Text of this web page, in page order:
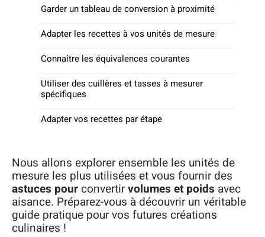
Garder un tableau de conversion à proximité
Adapter les recettes à vos unités de mesure
Connaître les équivalences courantes
Utiliser des cuillères et tasses à mesurer
spécifiques
Adapter vos recettes par étape
Nous allons explorer ensemble les unités de
mesure les plus utilisées et vous fournir des
astuces pourconvertirvolumes et poids avec
aisance. Préparez-vous à découvrir un véritable
guide pratique pour vos futures créations
culinaires !